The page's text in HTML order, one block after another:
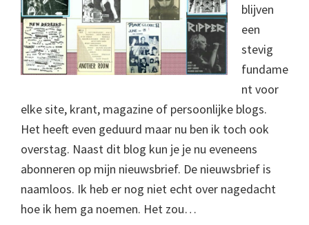
blijven
een
stevig
fundame
nt voor
elke site, krant, magazine of persoonlijke blogs.
Het heeft even geduurd maar nu ben ik toch ook
overstag. Naast dit blog kun je je nu eveneens
abonneren op mijn nieuwsbrief. De nieuwsbrief is
naamloos. Ik heb er nog niet echt over nagedacht
hoe ik hem ga noemen. Het zou…